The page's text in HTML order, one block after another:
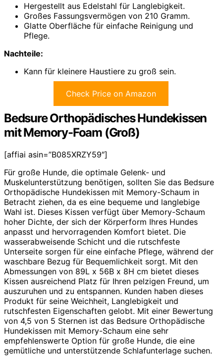
Hergestellt aus Edelstahl für Langlebigkeit.
Großes Fassungsvermögen von 210 Gramm.
Glatte Oberfläche für einfache Reinigung und
Pflege.
Nachteile:
Kann für kleinere Haustiere zu groß sein.
Check Price on Amazon
Bedsure Orthopädisches Hundekissen
mit Memory-Foam (Groß)
[affiai asin=”B085XRZY59″]
Für große Hunde, die optimale Gelenk- und
Muskelunterstützung benötigen, sollten Sie das Bedsure
Orthopädische Hundekissen mit Memory-Schaum in
Betracht ziehen, da es eine bequeme und langlebige
Wahl ist. Dieses Kissen verfügt über Memory-Schaum
hoher Dichte, der sich der Körperform Ihres Hundes
anpasst und hervorragenden Komfort bietet. Die
wasserabweisende Schicht und die rutschfeste
Unterseite sorgen für eine einfache Pflege, während der
waschbare Bezug für Bequemlichkeit sorgt. Mit den
Abmessungen von 89L x 56B x 8H cm bietet dieses
Kissen ausreichend Platz für Ihren pelzigen Freund, um
auszuruhen und zu entspannen. Kunden haben dieses
Produkt für seine Weichheit, Langlebigkeit und
rutschfesten Eigenschaften gelobt. Mit einer Bewertung
von 4,5 von 5 Sternen ist das Bedsure Orthopädische
Hundekissen mit Memory-Schaum eine sehr
empfehlenswerte Option für große Hunde, die eine
gemütliche und unterstützende Schlafunterlage suchen.